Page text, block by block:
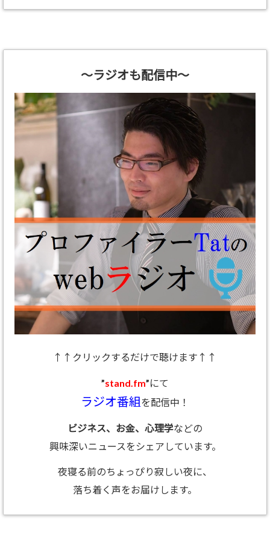
～ラジオも配信中～
↑↑クリックするだけで聴けます↑↑
”stand.fm”にて
ラジオ番組を配信中！
ビジネス、お金、心理学などの
興味深いニュースをシェアしています。
夜寝る前のちょっぴり寂しい夜に、
落ち着く声をお届けします。